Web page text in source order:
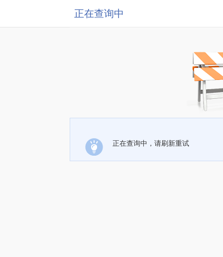
正在查询中
正在查询中，请刷新重试